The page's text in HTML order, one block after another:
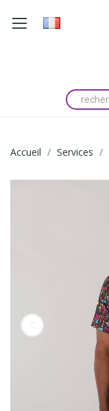
Accueil Services